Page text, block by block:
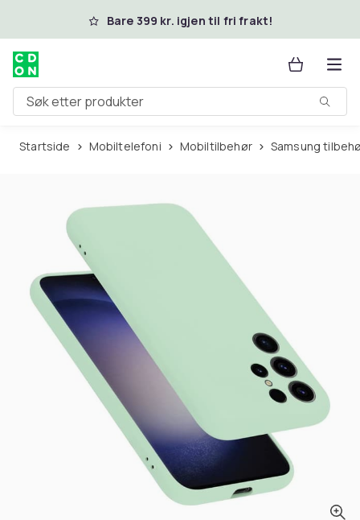
Hopp til hovedinnholdBare 399 kr. igjen til fri frakt!
Søk etter produkter
Startside Mobiltelefoni Mobiltilbehør Samsung